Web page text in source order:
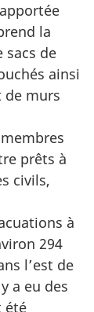
la
de
ainsi
de murs
prêts à
civils,
à
294
l’est de
a eu des
été